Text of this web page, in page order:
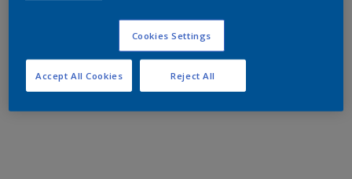
Cookies Settings
Reject All
Accept All Cookies